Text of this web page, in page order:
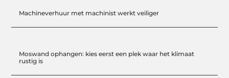
Machineverhuur met machinist werkt veiliger
Moswand ophangen: kies eerst een plek waar het klimaat
rustig is